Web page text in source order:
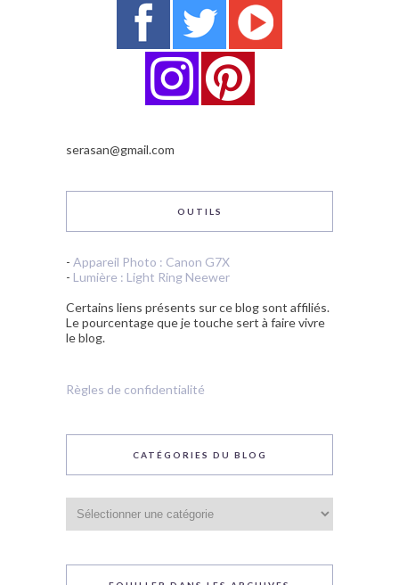
serasan@gmail.com
OUTILS
- Appareil Photo : Canon G7X
- Lumière : Light Ring Neewer
Certains liens présents sur ce blog sont affiliés.
Le pourcentage que je touche sert à faire vivre
le blog.
Règles de confidentialité
CATÉGORIES DU BLOG
du
blog